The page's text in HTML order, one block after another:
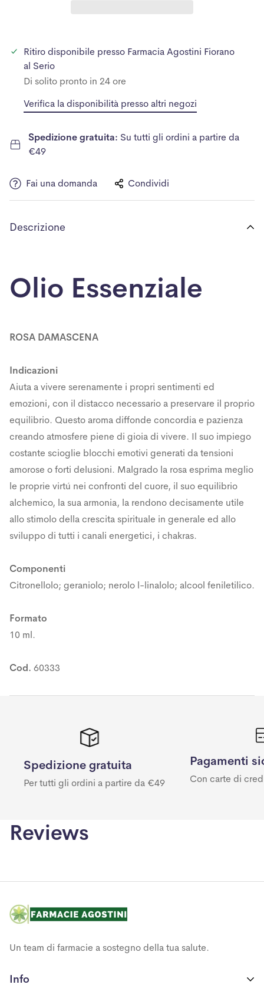
Ritiro disponibile presso Farmacia Agostini Fiorano
al Serio
Di solito pronto in 24 ore
Verifica la disponibilità presso altri negozi
Spedizione gratuita: Su tutti gli ordini a partire da
€49
Fai una domanda Condividi
Descrizione
Olio Essenziale
ROSA DAMASCENA
Indicazioni
Aiuta a vivere serenamente i propri sentimenti ed
emozioni, con il distacco necessario a preservare il proprio
equilibrio. Questo aroma diffonde concordia e pazienza
creando atmosfere piene di gioia di vivere. Il suo impiego
costante scioglie blocchi emotivi generati da tensioni
amorose o forti delusioni. Malgrado la rosa esprima meglio
le proprie virtú nei confronti del cuore, il suo equilibrio
alchemico, la sua armonia, la rendono decisamente utile
allo stimolo della crescita spirituale in generale ed allo
sviluppo di tutti i canali energetici, i chakras.
Componenti
Citronellolo; geraniolo; nerolo l-linalolo; alcool feniletilico.
Formato
10 ml.
Cod. 60333
Spedizione gratuita
Per tutti gli ordini a partire da €49
Pagamenti
Con carte di
Reviews
Un team di farmacie a sostegno della tua salute.
Info